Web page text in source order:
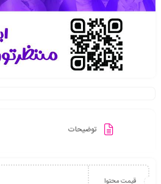
توضیحات
قیمت محتوا